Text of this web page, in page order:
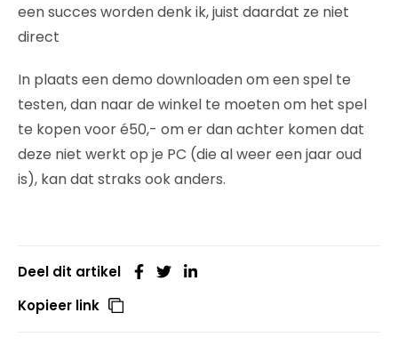
een succes worden denk ik, juist daardat ze niet
direct
In plaats een demo downloaden om een spel te
testen, dan naar de winkel te moeten om het spel
te kopen voor é50,- om er dan achter komen dat
deze niet werkt op je PC (die al weer een jaar oud
is), kan dat straks ook anders.
Deel dit artikel
Kopieer link